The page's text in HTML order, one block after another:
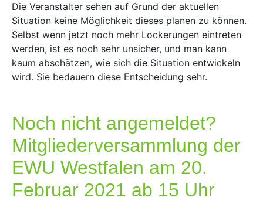
Die Veranstalter sehen auf Grund der aktuellen
Situation keine Möglichkeit dieses planen zu können.
Selbst wenn jetzt noch mehr Lockerungen eintreten
werden, ist es noch sehr unsicher, und man kann
kaum abschätzen, wie sich die Situation entwickeln
wird. Sie bedauern diese Entscheidung sehr.
Noch nicht angemeldet?
Mitgliederversammlung der
EWU Westfalen am 20.
Februar 2021 ab 15 Uhr